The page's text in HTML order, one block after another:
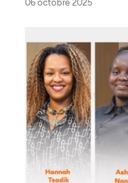
06 octobre 2025